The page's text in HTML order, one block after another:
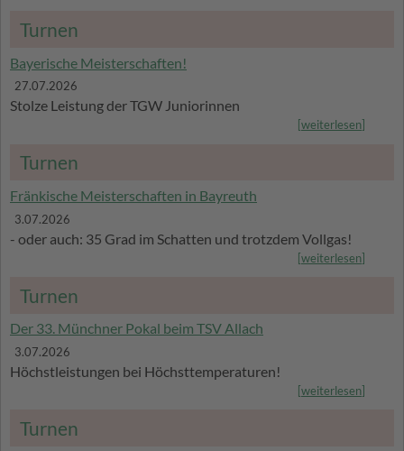
Turnen
Bayerische Meisterschaften!
27.07.2026
Stolze Leistung der TGW Juniorinnen
[weiterlesen]
Turnen
Fränkische Meisterschaften in Bayreuth
3.07.2026
- oder auch: 35 Grad im Schatten und trotzdem Vollgas!
[weiterlesen]
Turnen
Der 33. Münchner Pokal beim TSV Allach
3.07.2026
Höchstleistungen bei Höchsttemperaturen!
[weiterlesen]
Turnen